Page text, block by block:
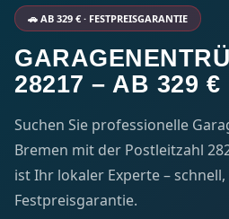
🚗 AB 329 € · FESTPREISGARANTIE
28217 – AB 329 €
Suchen Sie professionelle
Bremen mit der Postleitzahl
ist Ihr lokaler Experte –
Festpreisgarantie.